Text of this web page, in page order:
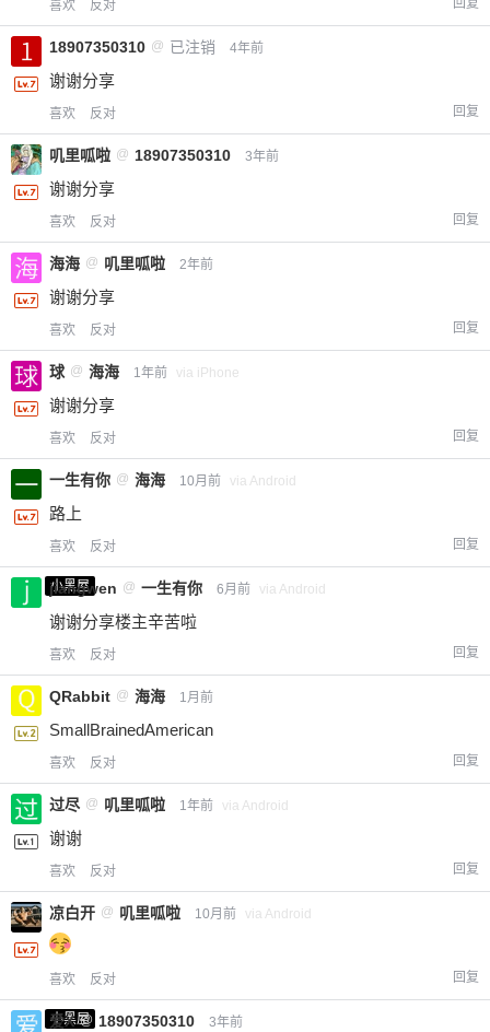
喜欢 反对 回复
18907350310 @ 已注销 4年前
谢谢分享
喜欢 反对 回复
叽里呱啦 @ 18907350310 3年前
谢谢分享
喜欢 反对 回复
海海 @ 叽里呱啦 2年前
谢谢分享
喜欢 反对 回复
球 @ 海海 1年前 via iPhone
谢谢分享
喜欢 反对 回复
一生有你 @ 海海 10月前 via Android
路上
喜欢 反对 回复
小黑屋
jiangwen @ 一生有你 6月前 via Android
谢谢分享楼主辛苦啦
喜欢 反对 回复
QRabbit @ 海海 1月前
SmallBrainedAmerican
喜欢 反对 回复
过尽 @ 叽里呱啦 1年前 via Android
谢谢
喜欢 反对 回复
凉白开 @ 叽里呱啦 10月前 via Android
喜欢 反对 回复
小黑屋
爱X @ 18907350310 3年前